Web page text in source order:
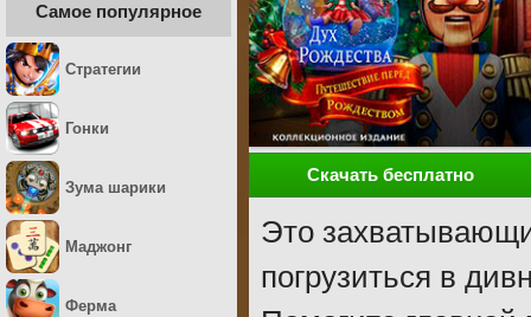
Скачать бесплатно
Это
погрузиться в
Самое популярное
Стратегии
Гонки
Зума шарики
Маджонг
Ферма